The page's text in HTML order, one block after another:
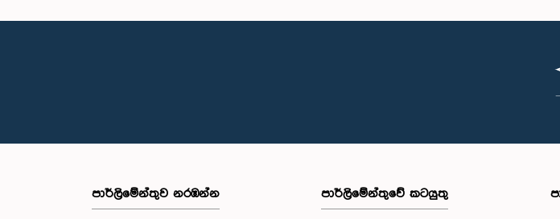
පාර්ලි‌මේන්තුව නරඹන්න පාර්ලිමේන්තුවේ කටයුතු